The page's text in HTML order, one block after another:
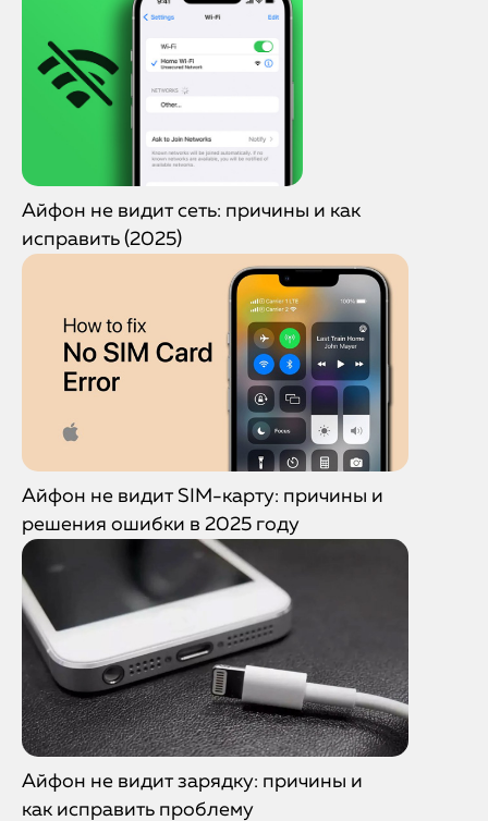
Айфон не видит сеть: причины и как
исправить (2025)
Айфон не видит SIM-карту: причины и
решения ошибки в 2025 году
Айфон не видит зарядку: причины и
как исправить проблему